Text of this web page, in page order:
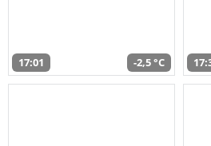
17:01 -2,5 °C